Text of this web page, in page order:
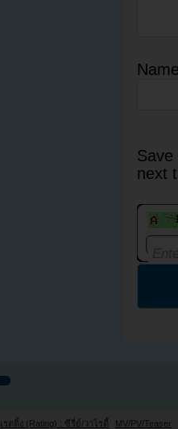
next
เรตติ้ง (Rating) : ซีรี่ย์/วาไรตี้
MV/PV/Teaser